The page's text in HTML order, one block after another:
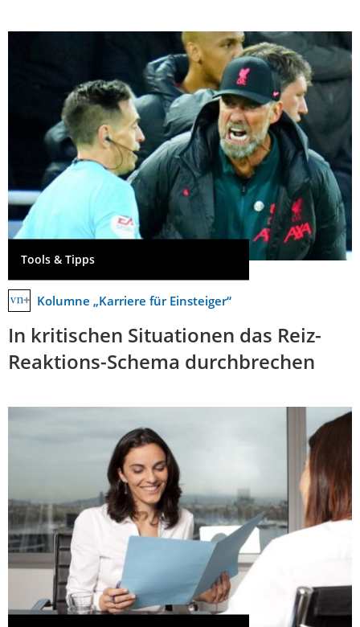
Tools & Tipps
Kolumne „Karriere für Einsteiger“
In kritischen Situationen das Reiz-
Reaktions-Schema durchbrechen